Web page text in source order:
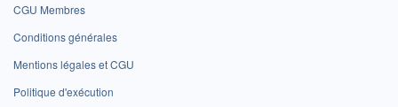
CGU Membres
Conditions générales
Mentions légales et CGU
Politique d'exécution